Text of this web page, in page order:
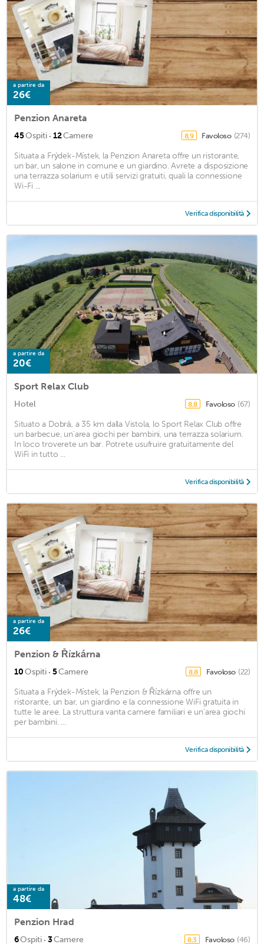
a partire da
26€
Penzion Anareta
45Ospiti · 12Camere 8,9 Favoloso (274)
Situata a Frýdek-Místek, la Penzion Anareta offre un ristorante,
un bar, un salone in comune e un giardino. Avrete a disposizione
una terrazza solarium e utili servizi gratuiti, quali la connessione
Wi-Fi ...
Verifica disponibilità
a partire da
20€
Sport Relax Club
Hotel 8,8 Favoloso (67)
Situato a Dobrá, a 35 km dalla Vistola, lo Sport Relax Club offre
un barbecue, un'area giochi per bambini, una terrazza solarium.
In loco troverete un bar. Potrete usufruire gratuitamente del
WiFi in tutto ...
Verifica disponibilità
a partire da
26€
Penzion & Řízkárna
10Ospiti · 5Camere 8,8 Favoloso (22)
Situata a Frýdek-Místek, la Penzion & Řízkárna offre un
ristorante, un bar, un giardino e la connessione WiFi gratuita in
tutte le aree. La struttura vanta camere familiari e un'area giochi
per bambini. ...
Verifica disponibilità
a partire da
48€
Penzion Hrad
6Ospiti · 3Camere 8,3 Favoloso (46)